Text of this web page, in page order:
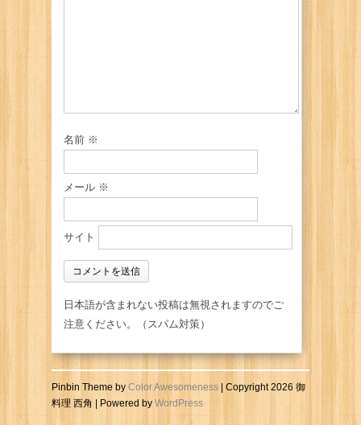
名前 ※
メール ※
サイト
日本語が含まれない投稿は無視されますのでご
注意ください。（スパム対策）
Pinbin Theme byColor Awesomeness| Copyright 2026 御
料理 西角 | Powered by WordPress